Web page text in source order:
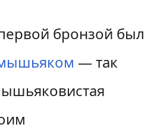
бронзой был
— так